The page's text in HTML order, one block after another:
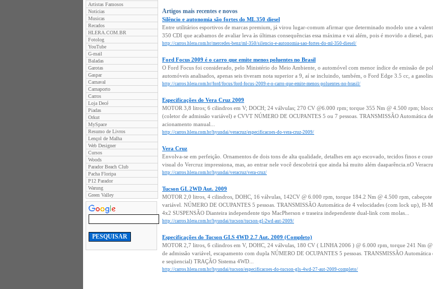
Artistas Famosos
Noticias
Musicas
Recados
HLERA.COM.BR
Fotolog
YouTube
G-mail
Baladas
Garotas
Gaspar
Carnaval
Carnaporto
Carros
Loja Decé
Piadas
Orkut
MySpace
Resumo de Livros
Lençol de Malha
Web Designer
Cursos
Woods
Parador Beach Club
Pacha Floripa
P12 Parador
Warung
Green Valley
Artigos mais recentes e novos
Silêncio e autonomia são fortes do ML 350 diesel
Entre utilitários esportivos de marcas premium, já virou lugar-comum afirmar que determinado modelo une a
350 CDI que acabamos de avaliar leva às últimas consequências essa máxima e vai além, pois é movido a diesel, para
http://carros.hlera.com.br/mercedes-benz/ml-350/silencio-e-autonomia-sao-fortes-do-ml-350-diesel/
Ford Focus 2009 é o carro que emite menos poluentes no Brasil
O Ford Focus foi considerado, pelo Ministério do Meio Ambiente, o automóvel com menor índice de emissão de
automóveis analisados, apenas seis tiveram nota superior a 9, aí se incluindo, também, o Ford Edge 3.5 cc, a
http://carros.hlera.com.br/ford/focus/ford-focus-2009-e-o-carro-que-emite-menos-poluentes-no-brasil/
Especificações do Vera Cruz 2009
MOTOR 3,8 litros; 6 cilindros em V; DOCH; 24 válvulas; 270 CV @6.000 rpm; torque 355 Nm @ 4.500 rpm;
(coletor de admissão variável) e CVVT NÚMERO DE OCUPANTES 5 ou 7 pessoas. TRANSMISSÃO Automática
acionamento manual...
http://carros.hlera.com.br/hyundai/veracruz/especificacoes-do-vera-cruz-2009/
Vera Cruz
Envolva-se em perfeição. Ornamentos de dois tons de alta qualidade, detalhes em aço escovado, tecidos finos e
visual do Vercruz impressiona, mas, ao entrar nele você descobrirá que ainda há muito além daaparência.nO
http://carros.hlera.com.br/hyundai/veracruz/vera-cruz/
Tucson GL 2WD Aut. 2009
MOTOR 2,0 litros, 4 cilindros, DOHC, 16 válvulas, 142CV @ 6.000 rpm, torque 184.2 Nm @ 4.500 rpm,
variável. NÚMERO DE OCUPANTES 5 pessoas. TRANSMISSÃO Automática de 4 velocidades (com lock up), H-
4x2 SUSPENSÃO Dianteira independente tipo MacPherson e traseira independente dual-link com molas...
http://carros.hlera.com.br/hyundai/tucson/tucson-gl-2wd-aut-2009/
Especificações do Tucson GLS 4WD 2.7 Aut. 2009 (Completo)
MOTOR 2,7 litros, 6 cilindros em V, DOHC, 24 válvulas, 180 CV ( LINHA 2006 ) @ 6.000 rpm, torque 241 Nm
de admissão variável, escapamento com dupla NÚMERO DE OCUPANTES 5 pessoas. TRANSMISSÃO
e seqüencial) TRAÇÃO Sistema 4WD...
http://carros.hlera.com.br/hyundai/tucson/especificacoes-do-tucson-gls-4wd-27-aut-2009-completo/